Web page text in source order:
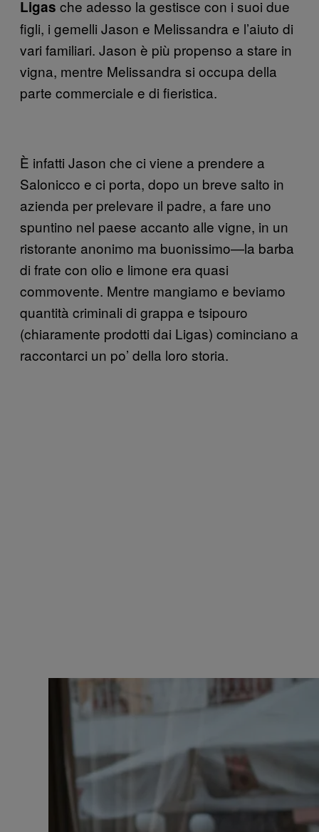
Ligas che adesso la gestisce con i suoi due
figli, i gemelli Jason e Melissandra e l’aiuto di
vari familiari. Jason è più propenso a stare in
vigna, mentre Melissandra si occupa della
parte commerciale e di fieristica.
È infatti Jason che ci viene a prendere a
Salonicco e ci porta, dopo un breve salto in
azienda per prelevare il padre, a fare uno
spuntino nel paese accanto alle vigne, in un
ristorante anonimo ma buonissimo—la barba
di frate con olio e limone era quasi
commovente. Mentre mangiamo e beviamo
quantità criminali di grappa e tsipouro
(chiaramente prodotti dai Ligas) cominciano a
raccontarci un po’ della loro storia.